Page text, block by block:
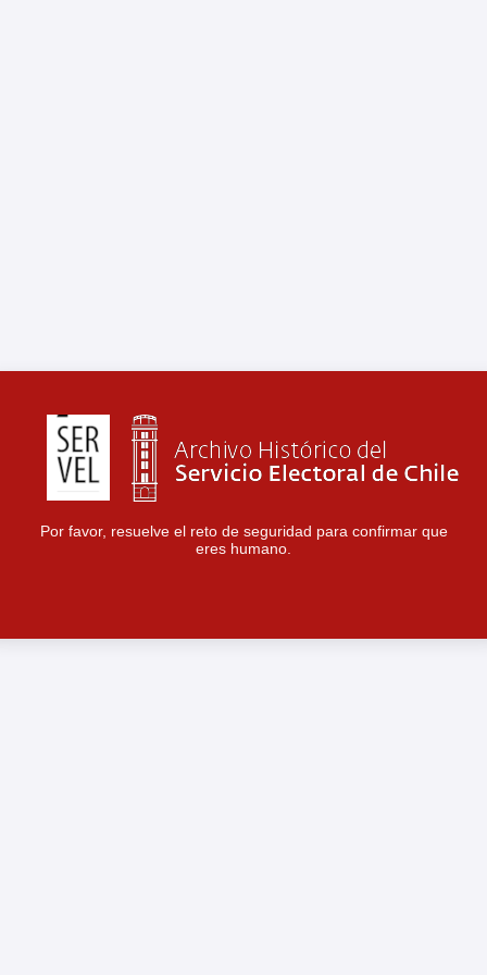
Por favor, resuelve el reto de seguridad para confirmar que
eres humano.